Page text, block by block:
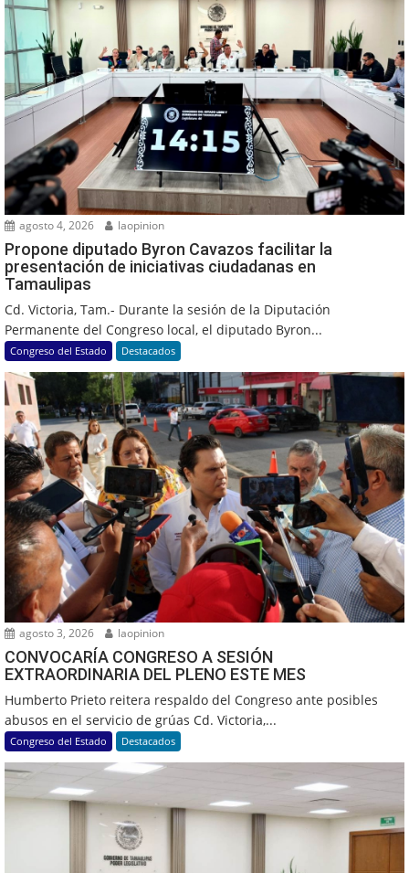
agosto 4, 2026 laopinion
Propone diputado Byron Cavazos facilitar la
presentación de iniciativas ciudadanas en
Tamaulipas
Cd. Victoria, Tam.- Durante la sesión de la Diputación
Permanente del Congreso local, el diputado Byron...
Congreso del Estado Destacados
agosto 3, 2026 laopinion
CONVOCARÍA CONGRESO A SESIÓN
EXTRAORDINARIA DEL PLENO ESTE MES
Humberto Prieto reitera respaldo del Congreso ante posibles
abusos en el servicio de grúas Cd. Victoria,...
Congreso del Estado Destacados